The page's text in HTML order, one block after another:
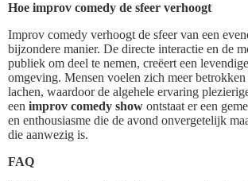
Hoe improv comedy de sfeer verhoogt
Improv comedy verhoogt de sfeer van een
bijzondere manier. De directe interactie en de
publiek om deel te nemen, creëert een
omgeving. Mensen voelen zich meer
lachen, waardoor de algehele ervaring
een improv comedy show ontstaat er een
en enthousiasme die de avond onvergetelijk
die aanwezig is.
FAQ